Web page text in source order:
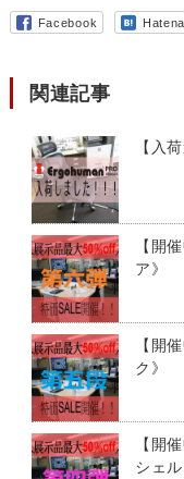
Facebook Hatena
関連記事
【入
【開
ア》
【開
ク》
【開
シェル